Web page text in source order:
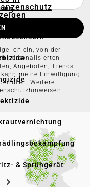
& Sprühgerät
ich ein, von der
personalisierten
Angeboten, Trends
meine Einwilligung
Weitere